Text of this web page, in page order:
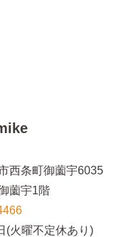
西条町御薗宇6035
薗宇1階
(火曜不定休あり)